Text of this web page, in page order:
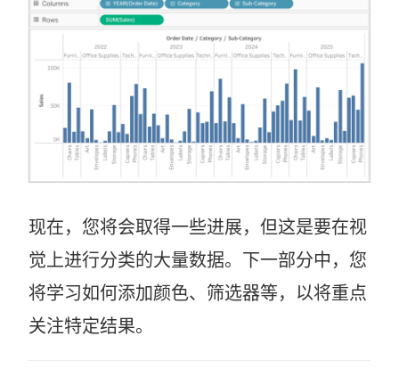
现在，您将会取得一些进展，但这是要在视
觉上进行分类的大量数据。下一部分中，您
将学习如何添加颜色、筛选器等，以将重点
关注特定结果。